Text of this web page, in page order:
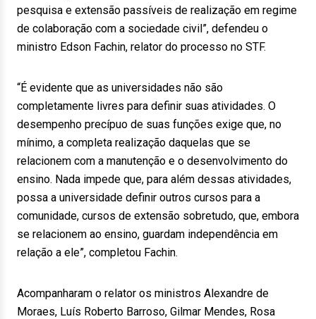
pesquisa e extensão passíveis de realização em regime
de colaboração com a sociedade civil”, defendeu o
ministro Edson Fachin, relator do processo no STF.
“É evidente que as universidades não são
completamente livres para definir suas atividades. O
desempenho precípuo de suas funções exige que, no
mínimo, a completa realização daquelas que se
relacionem com a manutenção e o desenvolvimento do
ensino. Nada impede que, para além dessas atividades,
possa a universidade definir outros cursos para a
comunidade, cursos de extensão sobretudo, que, embora
se relacionem ao ensino, guardam independência em
relação a ele”, completou Fachin.
Acompanharam o relator os ministros Alexandre de
Moraes, Luís Roberto Barroso, Gilmar Mendes, Rosa